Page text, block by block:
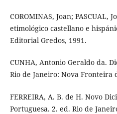
COROMINAS, Joan; PASCUAL,
etimológico castellano e
Editorial Gredos, 1991.
CUNHA, Antonio Geraldo da.
Rio de Janeiro: Nova Fronteira
FERREIRA, A. B. de H. Novo
Portuguesa. 2. ed. Rio de